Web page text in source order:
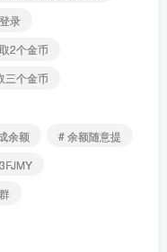
录
2个金币
三个金币
余额
# 余额随意提